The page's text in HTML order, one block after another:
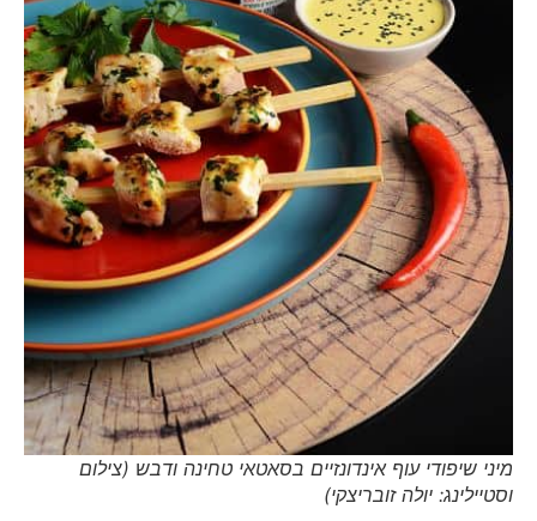
מיני שיפודי עוף אינדונזיים בסאטאי טחינה ודבש (צילום
וסטיילינג: יולה זובריצקי)